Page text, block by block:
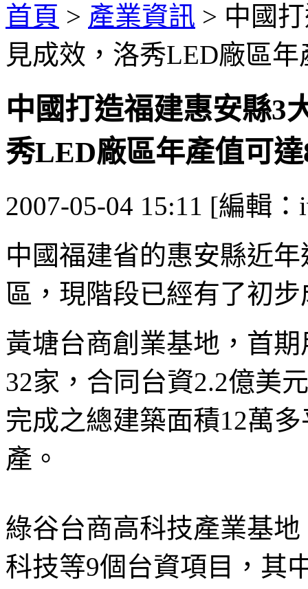
首頁 > 產業資訊 > 中國
見成效，洛秀LED廠區
中國打造福建惠安縣3
秀LED廠區年產值可
2007-05-04 15:11 [編輯：
中國福建省的惠安縣近
區，現階段已經有了初
黃塘台商創業基地，首
32家，合同台資2.2億美
完成之總建築面積12萬
產。
綠谷台商高科技產業基
科技等9個台資項目，其